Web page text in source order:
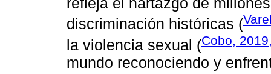
discriminación históricas (
la violencia sexual (Cobo,
mundo reconociendo y